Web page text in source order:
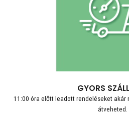
GYORS
11:00 óra előtt leadott rendeléseket akár
átveheted.